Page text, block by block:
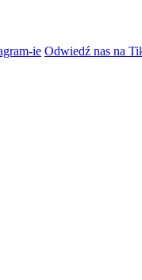
ie Odwiedź nas na